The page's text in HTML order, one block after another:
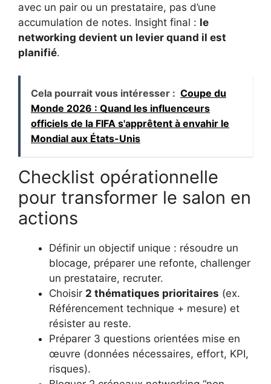
avec un pair ou un prestataire, pas d’une
accumulation de notes. Insight final : le
networking devient un levier quand il est
planifié.
Cela pourrait vous intéresser : Coupe du
Monde 2026 : Quand les influenceurs
officiels de la FIFA s'apprêtent à envahir le
Mondial aux États-Unis
Checklist opérationnelle
pour transformer le salon en
actions
Définir un objectif unique : résoudre un
blocage, préparer une refonte, challenger
un prestataire, recruter.
Choisir 2 thématiques prioritaires (ex.
Référencement technique + mesure) et
résister au reste.
Préparer 3 questions orientées mise en
œuvre (données nécessaires, effort, KPI,
risques).